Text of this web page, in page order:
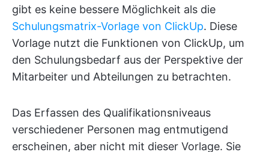
gibt es keine bessere Möglichkeit als die
Schulungsmatrix-Vorlage von ClickUp. Diese
Vorlage nutzt die Funktionen von ClickUp, um
den Schulungsbedarf aus der Perspektive der
Mitarbeiter und Abteilungen zu betrachten.
Das Erfassen des Qualifikationsniveaus
verschiedener Personen mag entmutigend
erscheinen, aber nicht mit dieser Vorlage. Sie